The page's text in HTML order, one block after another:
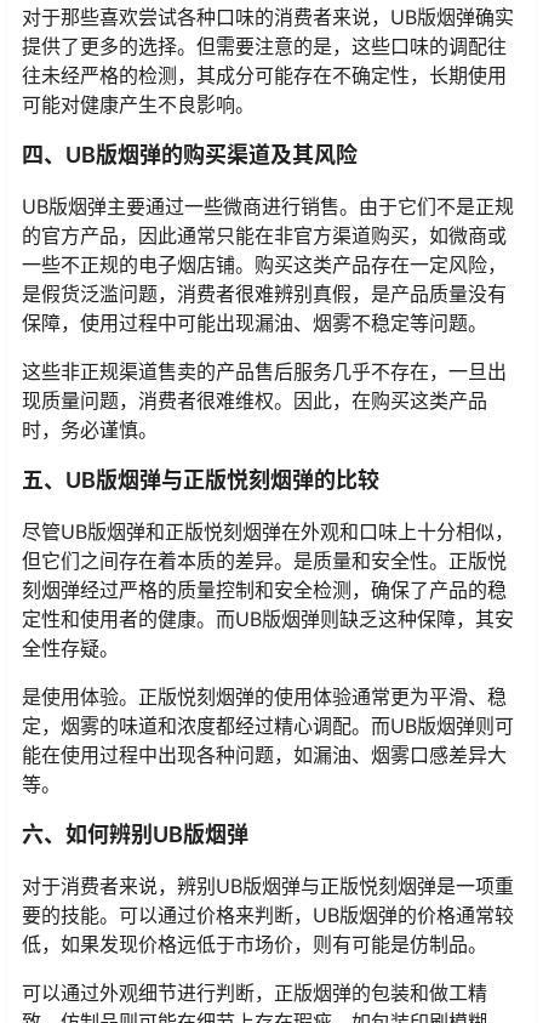
对于那些喜欢尝试各种口味的消费者来说，UB版烟弹确实
提供了更多的选择。但需要注意的是，这些口味的调配往
往未经严格的检测，其成分可能存在不确定性，长期使用
可能对健康产生不良影响。
四、UB版烟弹的购买渠道及其风险
UB版烟弹主要通过一些微商进行销售。由于它们不是正规
的官方产品，因此通常只能在非官方渠道购买，如微商或
一些不正规的电子烟店铺。购买这类产品存在一定风险，
是假货泛滥问题，消费者很难辨别真假，是产品质量没有
保障，使用过程中可能出现漏油、烟雾不稳定等问题。
这些非正规渠道售卖的产品售后服务几乎不存在，一旦出
现质量问题，消费者很难维权。因此，在购买这类产品
时，务必谨慎。
五、UB版烟弹与正版悦刻烟弹的比较
尽管UB版烟弹和正版悦刻烟弹在外观和口味上十分相似，
但它们之间存在着本质的差异。是质量和安全性。正版悦
刻烟弹经过严格的质量控制和安全检测，确保了产品的稳
定性和使用者的健康。而UB版烟弹则缺乏这种保障，其安
全性存疑。
是使用体验。正版悦刻烟弹的使用体验通常更为平滑、稳
定，烟雾的味道和浓度都经过精心调配。而UB版烟弹则可
能在使用过程中出现各种问题，如漏油、烟雾口感差异大
等。
六、如何辨别UB版烟弹
对于消费者来说，辨别UB版烟弹与正版悦刻烟弹是一项重
要的技能。可以通过价格来判断，UB版烟弹的价格通常较
低，如果发现价格远低于市场价，则有可能是仿制品。
可以通过外观细节进行判断，正版烟弹的包装和做工精